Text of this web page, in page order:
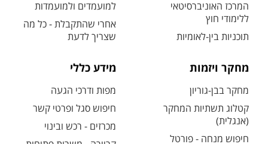
המרכז האוניברסיטאי
ללימודי חוץ
תוכניות בין-לאומיות
למועמדים ולמועמדות
אחרי שהתקבלת - כל מה
שצריך לדעת
מחקר ויזמות
מחקר בבן-גוריון
קטלוג תשתיות המחקר
(אנגלית)
חיפוש מנחה - פורטל
מידע כללי
מפות ודרכי הגעה
חיפוש סגל ופרטי קשר
מכרזים - רכש ובינוי